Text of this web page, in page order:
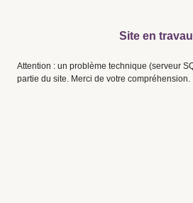
Site en
Attention : un problème technique (serveur
partie du site. Merci de votre compréhension.